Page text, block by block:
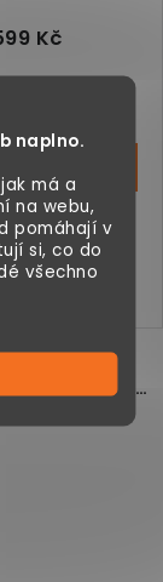
naplno.
má a
na webu,
pomáhají v
si, co do
všechno
Kč
deka,
využití, pro
2 x 2 m, 3
kempingové
matrací, světle
x 64,5 x 53 cm